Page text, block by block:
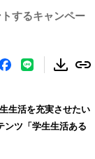
するキャンペー
生活を充実させたい
ンツ「学生生活ある